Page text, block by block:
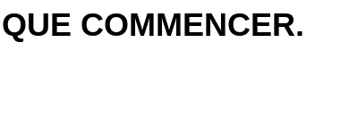
QUE COMMENCER.